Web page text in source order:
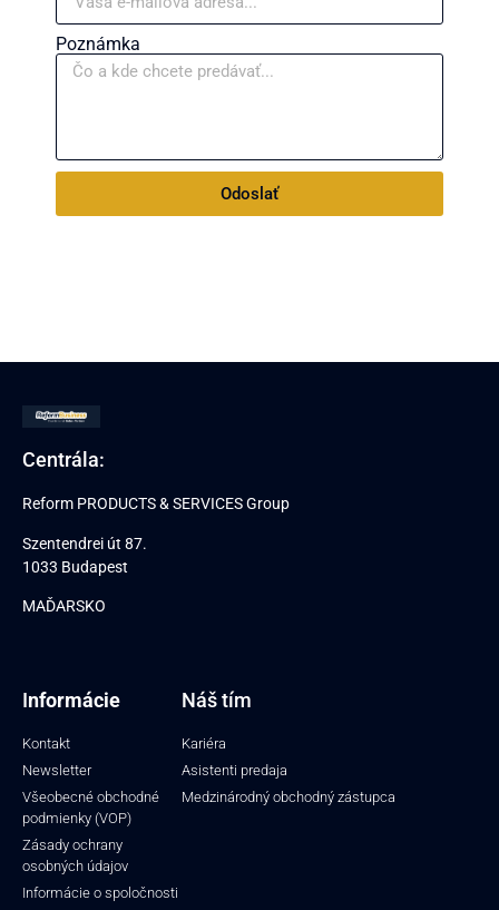
Poznámka
Odoslať
Centrála:
Reform PRODUCTS & SERVICES Group
Szentendrei út 87.
1033 Budapest
MAĎARSKO
Informácie
Kontakt
Newsletter
Všeobecné obchodné
podmienky (VOP)
Zásady ochrany
osobných údajov
Informácie o spoločnosti
Náš tím
Kariéra
Asistenti predaja
Medzinárodný obchodný zástupca